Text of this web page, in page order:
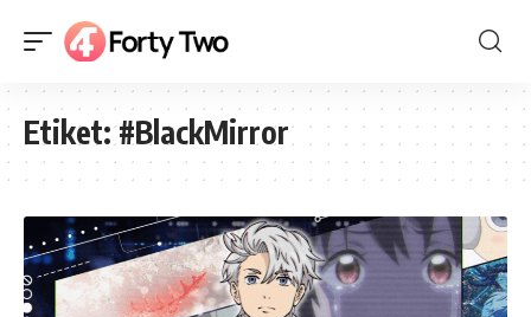
Etiket:#BlackMirror